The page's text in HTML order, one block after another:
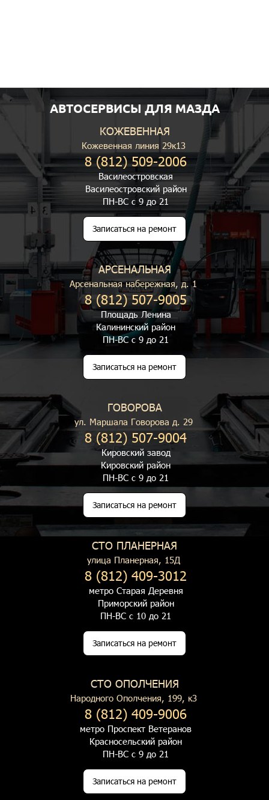
АВТОСЕРВИСЫ ДЛЯ МАЗДА
КОЖЕВЕННАЯ
Кожевенная линия 29к13
8 (812) 509-2006
Василеостровская
Василеостровский район
ПН-ВС с 9 до 21
Записаться на ремонт
АРСЕНАЛЬНАЯ
Арсенальная набережная, д. 1
8 (812) 507-9005
Площадь Ленина
Калининский район
ПН-ВС с 9 до 21
Записаться на ремонт
ГОВОРОВА
ул. Маршала Говорова д. 29
8 (812) 507-9004
Кировский завод
Кировский район
ПН-ВС с 9 до 21
Записаться на ремонт
СТО ПЛАНЕРНАЯ
улица Планерная, 15Д
8 (812) 409-3012
метро Старая Деревня
Приморский район
ПН-ВС с 10 до 21
Записаться на ремонт
СТО ОПОЛЧЕНИЯ
Народного Ополчения, 199, к3
8 (812) 409-9006
метро Проспект Ветеранов
Красносельский район
ПН-ВС с 9 до 21
Записаться на ремонт